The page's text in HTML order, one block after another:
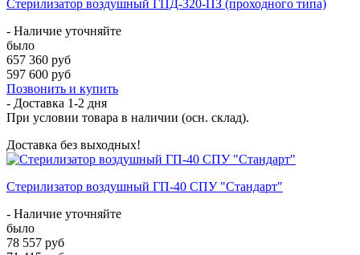
Стерилизатор воздушный ГПД-320-ПЗ (проходного типа)
- Наличие уточняйте
было
657 360 руб
597 600 руб
Позвонить и купить
- Доставка 1-2 дня
При условии товара в наличии (осн. склад).
Доставка без выходных!
Стерилизатор воздушный ГП-40 СПУ "Стандарт"
- Наличие уточняйте
было
78 557 руб